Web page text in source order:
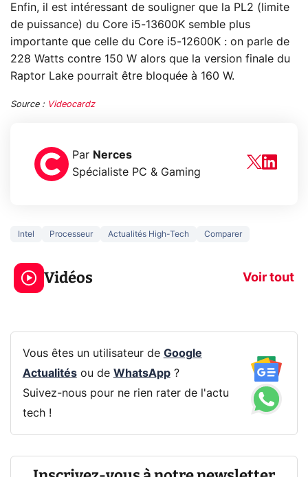
Enfin, il est intéressant de souligner que la PL2 (limite
de puissance) du Core i5-13600K semble plus
importante que celle du Core i5-12600K : on parle de
228 Watts contre 150 W alors que la version finale du
Raptor Lake pourrait être bloquée à 160 W.
Source : Videocardz
Par Nerces
Spécialiste PC & Gaming
Intel Processeur Actualités High-Tech Comparer
Vidéos Voir tout
3 écrans en 1 pour
319€ ? Voici L'AOC
CQ32G4ZA !
5
prochaine
Vous êtes un utilisateur de Google
Actualitésou de WhatsApp?
Suivez-nous pour ne rien rater de l'actu
tech !